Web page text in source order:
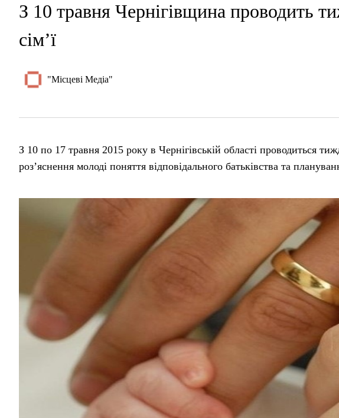
З 10 травня Чернігівщина проводить
сім’ї
"Місцеві Медіа"
З 10 по 17 травня 2015 року в Чернігівській області проводиться
роз’яснення молоді поняття відповідального батьківства та